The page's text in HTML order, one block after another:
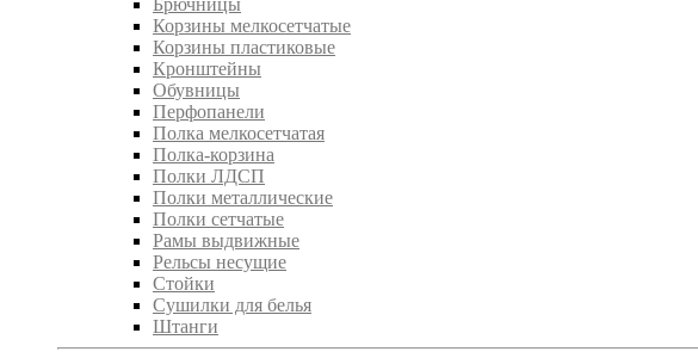
Брючницы
Корзины мелкосетчатые
Корзины пластиковые
Кронштейны
Обувницы
Перфопанели
Полка мелкосетчатая
Полка-корзина
Полки ЛДСП
Полки металлические
Полки сетчатые
Рамы выдвижные
Рельсы несущие
Стойки
Сушилки для белья
Штанги